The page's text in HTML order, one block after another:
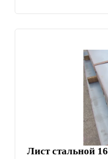
Лист стальной 16